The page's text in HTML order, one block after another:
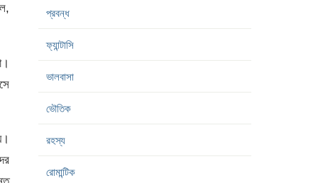
প্রবন্ধ
ফ্যান্টাসি
ভালবাসা
ভৌতিক
রহস্য
রোমান্টিক